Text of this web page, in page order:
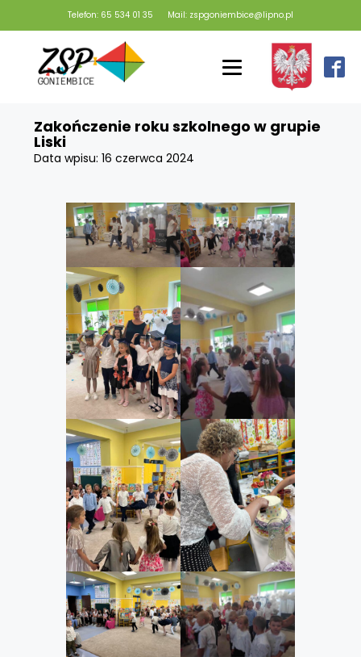
Telefon: 65 534 01 35 Mail: zspgoniembice@lipno.pl
Zakończenie roku szkolnego w grupie
Liski
Data wpisu:16 czerwca 2024